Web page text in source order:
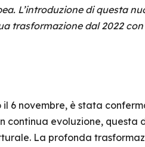
L’introduzione di questa
trasformazione dal 2022 con
6 novembre, è stata
continua evoluzione, questa
La profonda